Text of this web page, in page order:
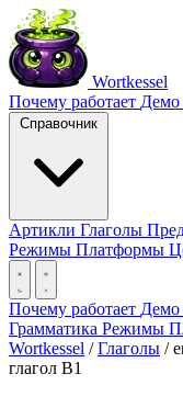
Wortkessel
Почему работает Демо
Справочник
Артикли Глаголы
Режимы Платформы
Почему работает Демо
Грамматика Режимы
Wortkessel / Глаголы /
глагол B1